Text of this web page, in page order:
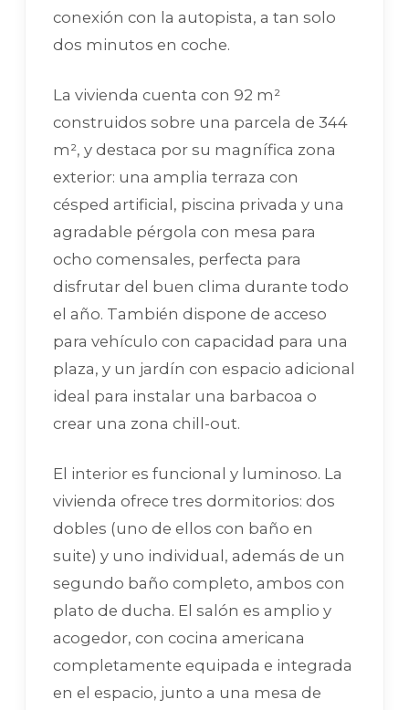
conexión con la autopista, a tan solo
dos minutos en coche.
La vivienda cuenta con 92 m²
construidos sobre una parcela de 344
m², y destaca por su magnífica zona
exterior: una amplia terraza con
césped artificial, piscina privada y una
agradable pérgola con mesa para
ocho comensales, perfecta para
disfrutar del buen clima durante todo
el año. También dispone de acceso
para vehículo con capacidad para una
plaza, y un jardín con espacio adicional
ideal para instalar una barbacoa o
crear una zona chill-out.
El interior es funcional y luminoso. La
vivienda ofrece tres dormitorios: dos
dobles (uno de ellos con baño en
suite) y uno individual, además de un
segundo baño completo, ambos con
plato de ducha. El salón es amplio y
acogedor, con cocina americana
completamente equipada e integrada
en el espacio, junto a una mesa de